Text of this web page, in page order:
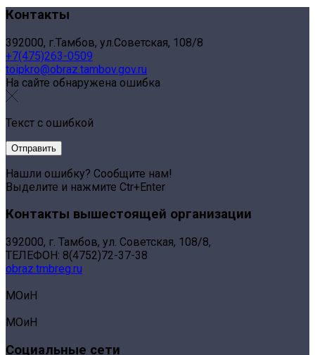
Контакты
392000, г.Тамбов, ул.Советская, 108/8
+7(475)263-0509
toipkro@obraz.tambov.gov.ru
На сайте обнаружена ошибка
Текст с ошибкой
Нашли ошибку? Сообщите нам!
Выделите и нажмите Ctr+Enter
Контакты вышестоящей организации
392000, г. Тамбов, ул. Советская, 108/8,
ТЕЛЕФОН: 8(4752)72-37-38
obraz.tmbreg.ru
МОиН
МОиН
Социальные сети